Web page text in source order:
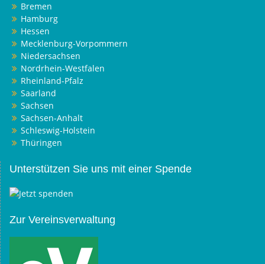
Bremen
Hamburg
Hessen
Mecklenburg-Vorpommern
Niedersachsen
Nordrhein-Westfalen
Rheinland-Pfalz
Saarland
Sachsen
Sachsen-Anhalt
Schleswig-Holstein
Thüringen
Unterstützen Sie uns mit einer Spende
Zur Vereinsverwaltung